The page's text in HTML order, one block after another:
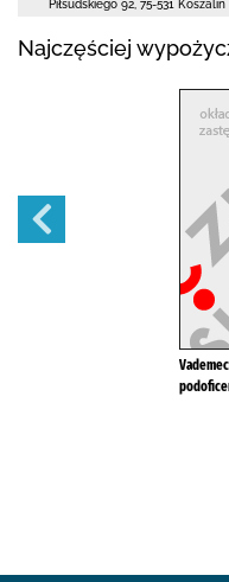
Piłsudskiego 92 75-531 Koszalin
Najczęściej